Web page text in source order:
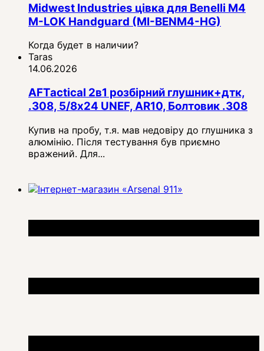
Midwest Industries цівка для Benelli M4
M-LOK Handguard (MI-BENM4-HG)
Когда будет в наличии?
Taras
14.06.2026
AFTactical 2в1 розбірний глушник+дтк,
.308, 5/8x24 UNEF, AR10, Болтовик .308
Купив на пробу, т.я. мав недовіру до глушника з
алюмінію. Після тестування був приємно
вражений. Для...